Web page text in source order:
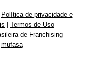
Política de privacidade e
Termos de Uso
de Franchising
mufasa